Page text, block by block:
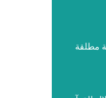
مطلقة